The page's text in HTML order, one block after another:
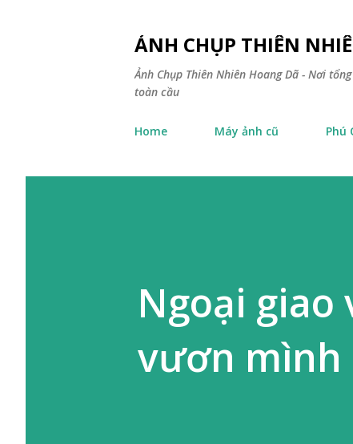
ẢNH CHỤP THIÊN
Ảnh Chụp Thiên Nhiên Hoang Dã - Nơi
toàn cầu
Home Máy ảnh cũ Phú
Ngoại giao
vươn mình